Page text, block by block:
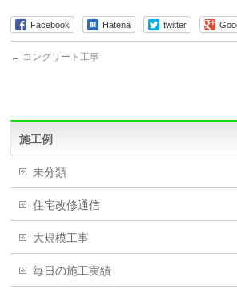
Facebook Hatena twitter
← コンクリート工事
施工例
未分類
住宅改修通信
大規模工事
毎日の施工実績